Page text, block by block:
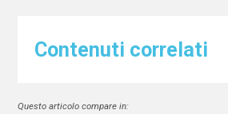
Contenuti correlati
Questo articolo compare in: